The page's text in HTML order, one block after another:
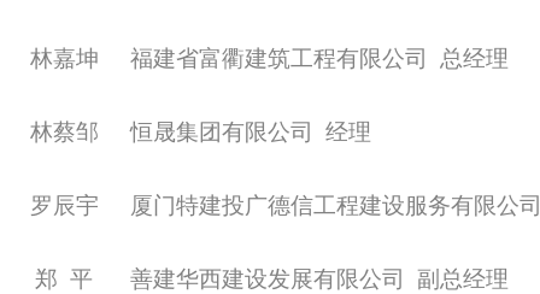
林嘉坤 福建省富衢建筑工程有限公司 总经理
林蔡邹 恒晟集团有限公司 经理
罗辰宇 厦门特建投广德信工程建设服务有限公
郑 平 善建华西建设发展有限公司 副总经理